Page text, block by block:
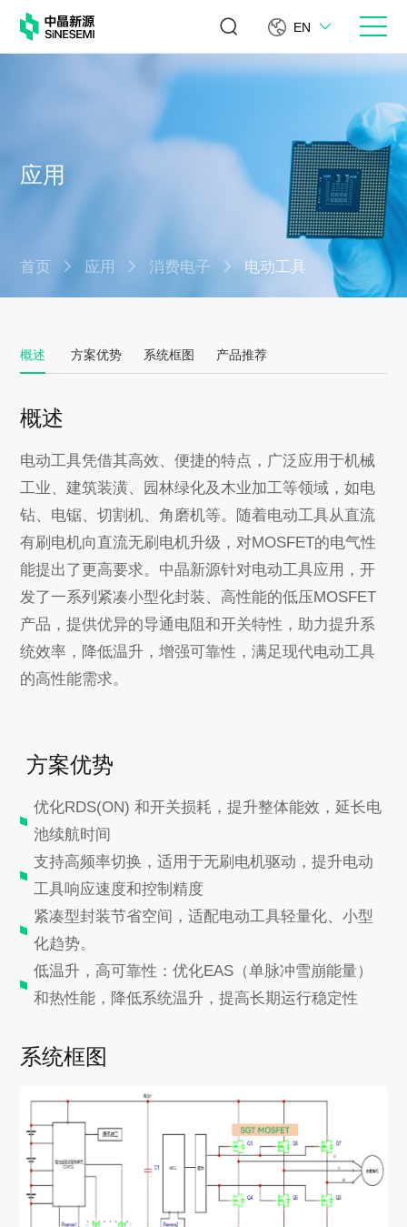
EN
应用
首页 应用 消费电子 电动工具
概述 方案优势 系统框图 产品推荐
概述
电动工具凭借其高效、便捷的特点，广泛应用于机械
工业、建筑装潢、园林绿化及木业加工等领域，如电
钻、电锯、切割机、角磨机等。随着电动工具从直流
有刷电机向直流无刷电机升级，对MOSFET的电气性
能提出了更高要求。中晶新源针对电动工具应用，开
发了一系列紧凑小型化封装、高性能的低压MOSFET
产品，提供优异的导通电阻和开关特性，助力提升系
统效率，降低温升，增强可靠性，满足现代电动工具
的高性能需求。
方案优势
优化RDS(ON) 和开关损耗，提升整体能效，延长电
池续航时间
支持高频率切换，适用于无刷电机驱动，提升电动
工具响应速度和控制精度
紧凑型封装节省空间，适配电动工具轻量化、小型
化趋势。
低温升，高可靠性：优化EAS（单脉冲雪崩能量）
和热性能，降低系统温升，提高长期运行稳定性
系统框图